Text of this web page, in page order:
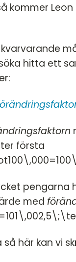
kommer
hitta ett
första
pengarna
med
här kan vi